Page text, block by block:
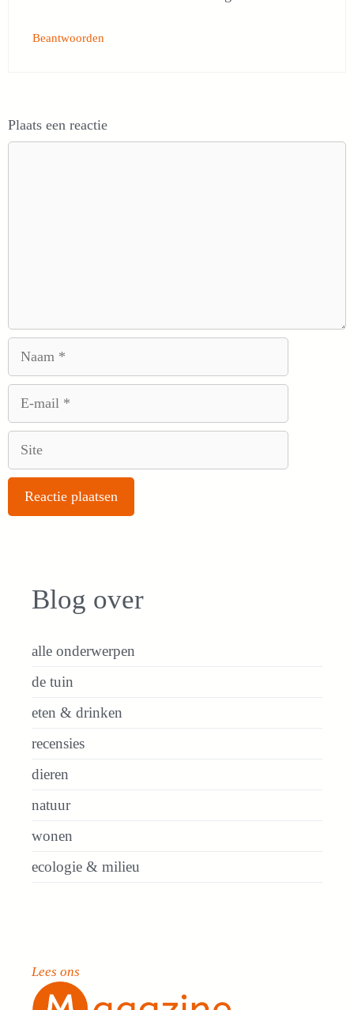
Beantwoorden
Plaats een reactie
Blog over
alle onderwerpen
de tuin
eten & drinken
recensies
dieren
natuur
wonen
ecologie & milieu
Lees ons